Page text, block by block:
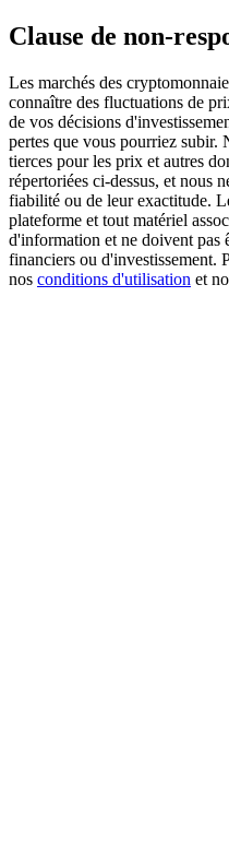
Exclusive for BitMart
Register & Trade to Win
Precious Metals Trading
Trade Gold & Silver ·
Clause de non-
Les marchés des
connaître des fluctuations de
de vos décisions
pertes que vous pourriez subir.
tierces pour les prix et autres
répertoriées ci-dessus, et nous
fiabilité ou de leur exactitude.
plateforme et tout matériel
d'information et ne doivent pas
financiers ou d'investissement.
nos conditions d'utilisation et